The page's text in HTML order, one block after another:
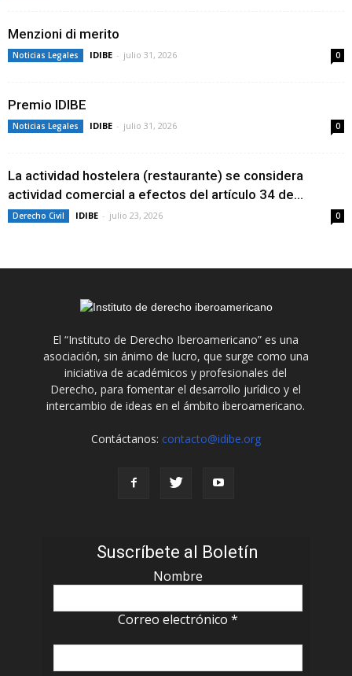
Menzioni di merito
Noticias Legales IDIBE - julio 31, 2026 0
Premio IDIBE
Noticias Legales IDIBE - julio 31, 2026 0
La actividad hostelera (restaurante) se considera
actividad comercial a efectos del artículo 34 de...
Derecho Civil IDIBE - julio 23, 2026 0
El “Instituto de Derecho Iberoamericano” es una
asociación, sin ánimo de lucro, que surge como una
iniciativa de académicos y profesionales del
Derecho, para fomentar el desarrollo jurídico y el
intercambio de ideas en el ámbito iberoamericano.
Contáctanos: contacto@idibe.org
Suscríbete al Boletín
Nombre
Correo electrónico *